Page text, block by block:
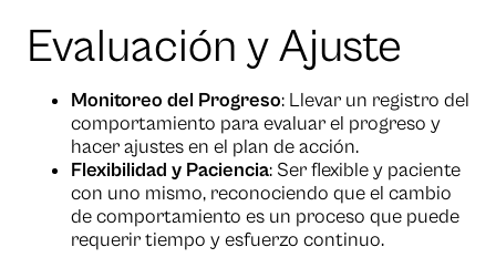
Evaluación y Ajuste
Monitoreo del Progreso: Llevar un registro del
comportamiento para evaluar el progreso y
hacer ajustes en el plan de acción.
Flexibilidad y Paciencia: Ser flexible y paciente
con uno mismo, reconociendo que el cambio
de comportamiento es un proceso que puede
requerir tiempo y esfuerzo continuo.